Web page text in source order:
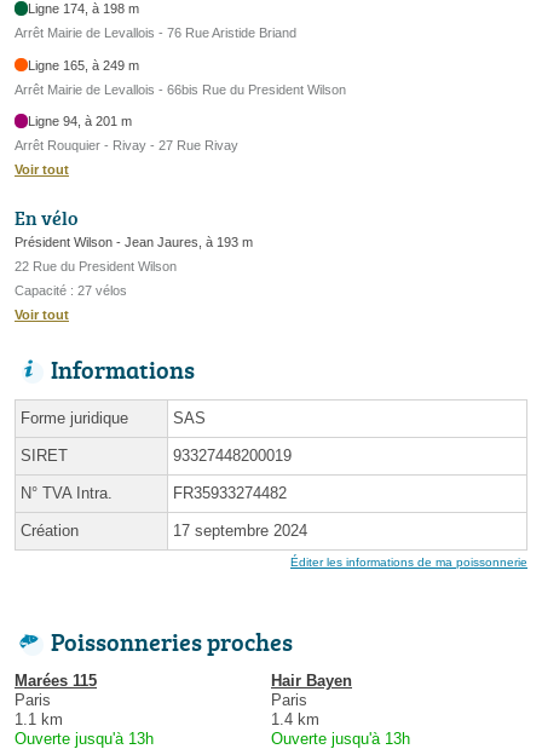
Ligne 174, à 198 m
Arrêt Mairie de Levallois - 76 Rue Aristide Briand
Ligne 165, à 249 m
Arrêt Mairie de Levallois - 66bis Rue du President Wilson
Ligne 94, à 201 m
Arrêt Rouquier - Rivay - 27 Rue Rivay
Voir tout
En vélo
Président Wilson - Jean Jaures, à 193 m
22 Rue du President Wilson
Capacité : 27 vélos
Voir tout
Informations
Forme juridique SAS
SIRET 93327448200019
N° TVA Intra. FR35933274482
Création 17 septembre 2024
Éditer les informations de ma poissonnerie
Poissonneries proches
Marées 115
Paris
1.1 km
Ouverte jusqu'à 13h
Hair Bayen
Paris
1.4 km
Ouverte jusqu'à 13h